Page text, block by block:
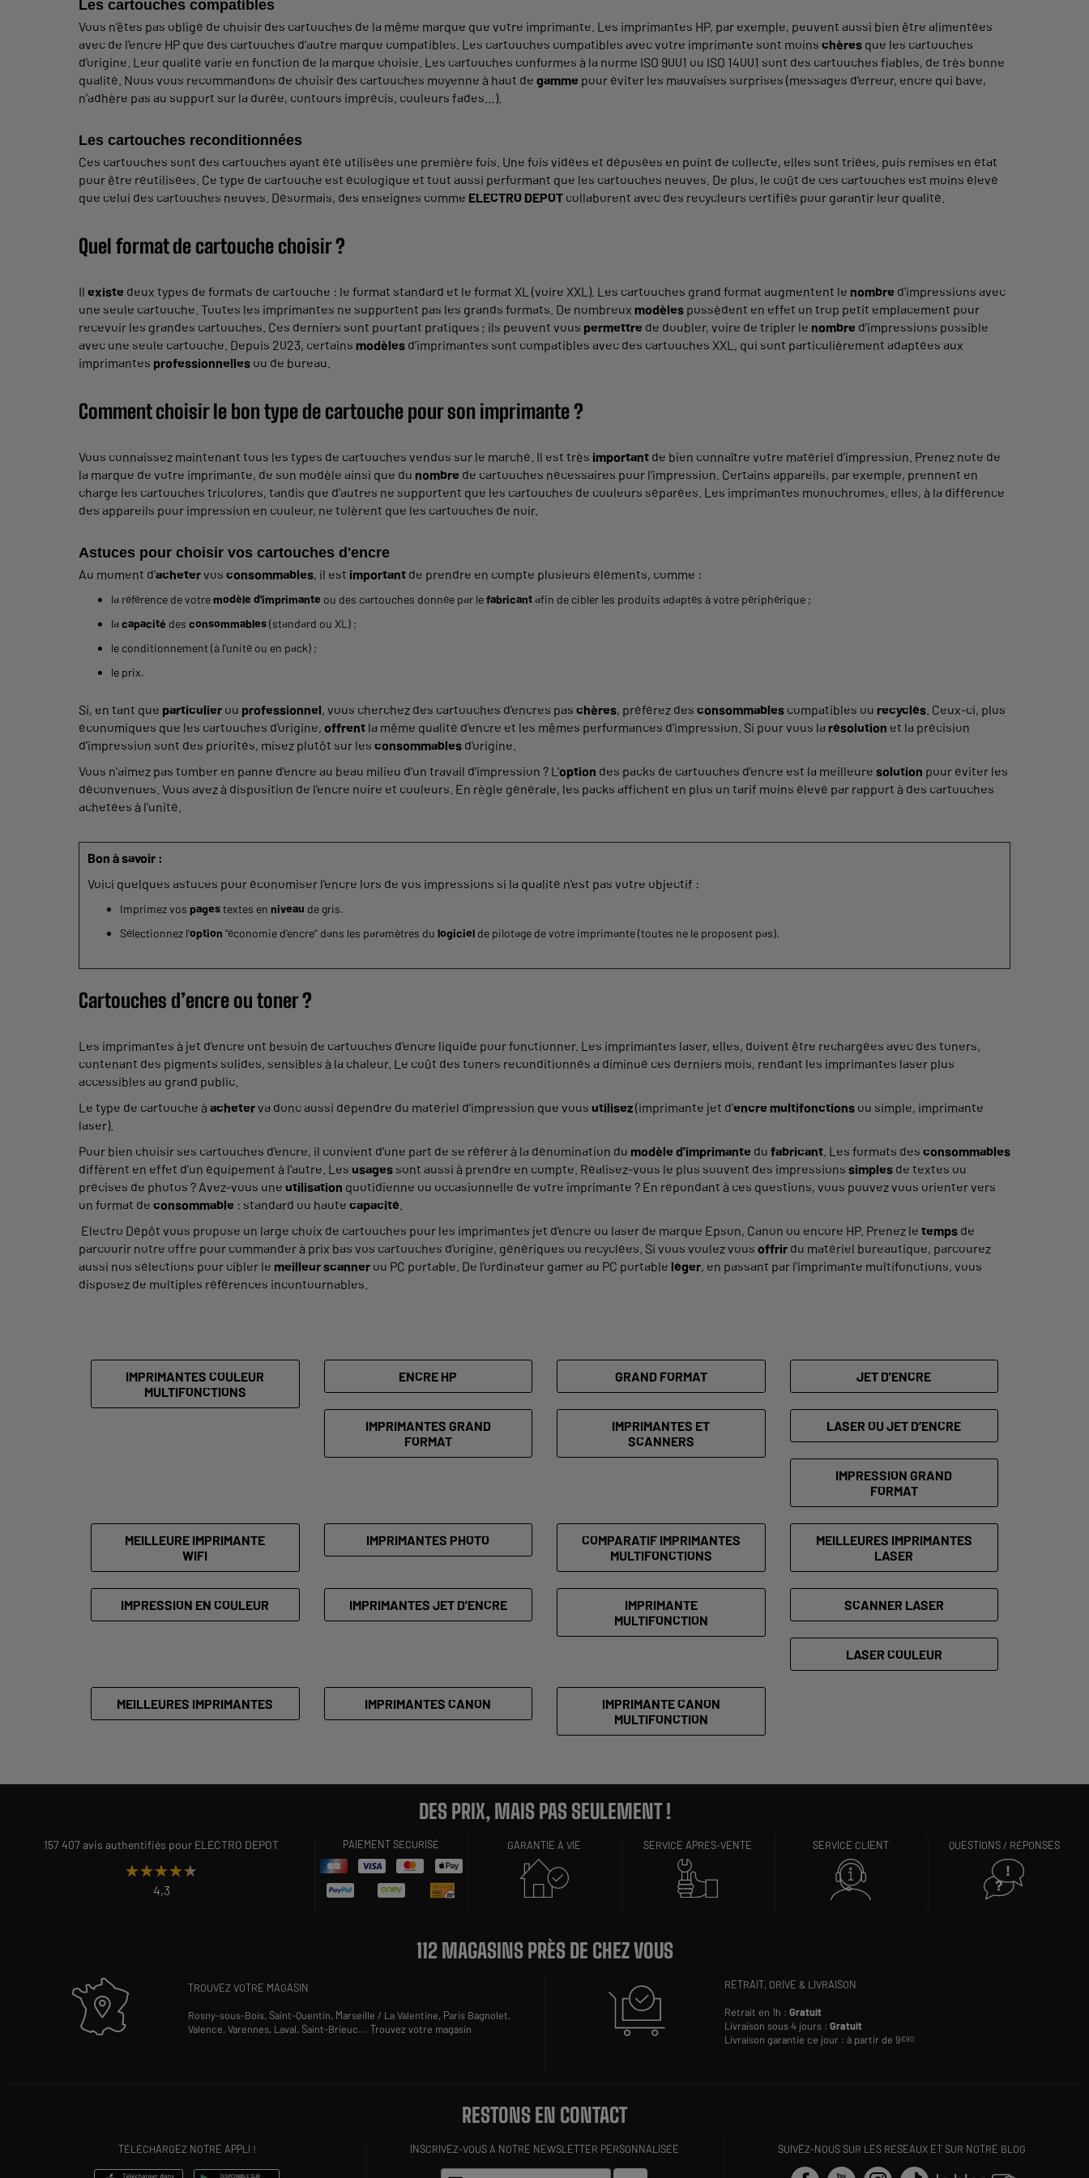
Les cartouches compatibles
Vous n’êtes pas obligé de choisir des cartouches de la même marque que votre imprimante. Les imprimantes HP, par exemple, peuvent aussi bien être alimentées
avec de l’encre HP que des cartouches d’autre marque compatibles. Les cartouches compatibles avec votre imprimante sont moins chères que les cartouches
d’origine. Leur qualité varie en fonction de la marque choisie. Les cartouches conformes à la norme ISO 9001 ou ISO 14001 sont des cartouches fiables, de très bonne
qualité. Nous vous recommandons de choisir des cartouches moyenne à haut de gamme pour éviter les mauvaises surprises (messages d’erreur, encre qui bave,
n’adhère pas au support sur la durée, contours imprécis, couleurs fades…).
Les cartouches reconditionnées
Ces cartouches sont des cartouches ayant été utilisées une première fois. Une fois vidées et déposées en point de collecte, elles sont triées, puis remises en état
pour être réutilisées. Ce type de cartouche est écologique et tout aussi performant que les cartouches neuves. De plus, le coût de ces cartouches est moins élevé
que celui des cartouches neuves. Désormais, des enseignes comme ELECTRO DEPOT collaborent avec des recycleurs certifiés pour garantir leur qualité.
Quel format de cartouche choisir ?
Il existe deux types de formats de cartouche : le format standard et le format XL (voire XXL). Les cartouches grand format augmentent le nombre d’impressions avec
une seule cartouche. Toutes les imprimantes ne supportent pas les grands formats. De nombreux modèles possèdent en effet un trop petit emplacement pour
recevoir les grandes cartouches. Ces derniers sont pourtant pratiques ; ils peuvent vous permettre de doubler, voire de tripler le nombre d’impressions possible
avec une seule cartouche. Depuis 2023, certains modèles d’imprimantes sont compatibles avec des cartouches XXL, qui sont particulièrement adaptées aux
imprimantes professionnelles ou de bureau.
Comment choisir le bon type de cartouche pour son imprimante ?
Vous connaissez maintenant tous les types de cartouches vendus sur le marché. Il est très important de bien connaître votre matériel d’impression. Prenez note de
la marque de votre imprimante, de son modèle ainsi que du nombre de cartouches nécessaires pour l’impression. Certains appareils, par exemple, prennent en
charge les cartouches tricolores, tandis que d’autres ne supportent que les cartouches de couleurs séparées. Les imprimantes monochromes, elles, à la différence
des appareils pour impression en couleur, ne tolèrent que les cartouches de noir.
Astuces pour choisir vos cartouches d'encre
Au moment d'achetervos consommables, il est important de prendre en compte plusieurs éléments, comme :
la référence de votremodèle d'imprimante ou des cartouches donnée par lefabricantafin de cibler les produits adaptés à votre périphérique ;
lacapacité des consommables(standard ou XL) ;
le conditionnement (à l'unité ou en pack) ;
le prix.
Si, en tant que particulier ou professionnel, vous cherchez des cartouches d'encres pas chères, préférez des consommables compatibles ou recyclés. Ceux-ci, plus
économiques que les cartouches d'origine, offrent la même qualité d'encre et les mêmes performances d'impression. Si pour vous la résolution et la précision
d'impression sont des priorités, misez plutôt sur les consommables d'origine.
Vous n'aimez pas tomber en panne d'encre au beau milieu d'un travail d'impression ? L'option des packs de cartouches d'encre est la meilleure solution pour éviter les
déconvenues. Vous avez à disposition de l'encre noire et couleurs. En règle générale, les packs affichent en plus un tarif moins élevé par rapport à des cartouches
achetées à l'unité.
Bon à savoir :
Voici quelques astuces pour économiser l'encre lors de vos impressions si la qualité n'est pas votre objectif :
Imprimez vos pagestextes en niveau de gris.
Sélectionnez l'option "économie d'encre" dans les paramètres du logiciel de pilotage de votre imprimante (toutes ne le proposent pas).
Cartouches d’encre ou toner ?
Les imprimantes à jet d’encre ont besoin de cartouches d’encre liquide pour fonctionner. Les imprimantes laser, elles, doivent être rechargées avec des toners,
contenant des pigments solides, sensibles à la chaleur. Le coût des toners reconditionnés a diminué ces derniers mois, rendant les imprimantes laser plus
accessibles au grand public.
Le type de cartouche à acheterva donc aussi dépendre du matériel d'impression que vous utilisez(imprimante jet d'encre multifonctions ou simple, imprimante
laser).
Pour bien choisir ses cartouches d'encre, il convient d'une part de se référer à la dénomination du modèle d'imprimante du fabricant. Les formats des consommables
diffèrent en effet d'un équipement à l'autre. Les usages sont aussi à prendre en compte. Réalisez-vous le plus souvent des impressions simples de textes ou
précises de photos ? Avez-vous une utilisation quotidienne ou occasionnelle de votre imprimante ? En répondant à ces questions, vous pouvez vous orienter vers
un format de consommable : standard ou haute capacité.
Electro Dépôt vous propose un large choix de cartouches pour les imprimantes jet d'encre ou laser de marque Epson, Canon ou encore HP. Prenez le temps de
parcourir notre offre pour commander à prix bas vos cartouches d'origine, génériques ou recyclées. Si vous voulez vous offrir du matériel bureautique, parcourez
aussi nos sélections pour cibler le meilleur scanner ou PC portable. De l'ordinateur gamer au PC portable léger, en passant par l'imprimante multifonctions, vous
disposez de multiples références incontournables.
IMPRIMANTES COULEUR
MULTIFONCTIONS
ENCRE HP GRAND FORMAT JET D'ENCRE
IMPRIMANTES GRAND
FORMAT
IMPRIMANTES ET
SCANNERS
LASER OU JET D’ENCRE
IMPRESSION GRAND
FORMAT
MEILLEURE IMPRIMANTE
WIFI
IMPRIMANTES PHOTO
COMPARATIF IMPRIMANTES
MULTIFONCTIONS
MEILLEURES IMPRIMANTES
LASER
IMPRESSION EN COULEUR IMPRIMANTES JET D'ENCRE
IMPRIMANTE
MULTIFONCTION
SCANNER LASER
LASER COULEUR
MEILLEURES IMPRIMANTES IMPRIMANTES CANON
IMPRIMANTE CANON
MULTIFONCTION
DES PRIX, MAIS PAS SEULEMENT !
157 407 avis authentifiés pour ELECTRO DEPOT
★★★★★
★★★★★
4,3
PAIEMENT SÉCURISÉ GARANTIE À VIE SERVICE APRÈS-VENTE SERVICE CLIENT QUESTIONS / RÉPONSES
112 MAGASINS PRÈS DE CHEZ VOUS
TROUVEZ VOTRE MAGASIN
Rosny-sous-Bois,Saint-Quentin, Marseille / La Valentine, Paris Bagnolet,
Valence,Varennes, Laval,Saint-Brieuc...Trouvez votre magasin
RETRAIT, DRIVE & LIVRAISON
Retrait en 1h :Gratuit
Livraison sous 4 jours :Gratuit
Livraison garantie ce jour : à partir de 9€90
RESTONS EN CONTACT
TÉLÉCHARGEZ NOTRE APPLI ! INSCRIVEZ-VOUS À NOTRE NEWSLETTER PERSONNALISÉE SUIVEZ-NOUS SUR LES RÉSEAUX ET SUR NOTRE BLOG